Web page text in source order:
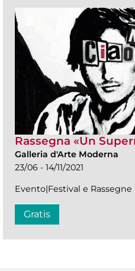
Rassegna «Un
Galleria d'Arte Moderna
23/06 - 14/11/2021
Evento|Festival e Rassegne
Gratis